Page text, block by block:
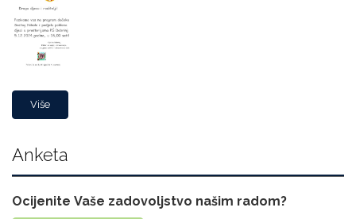
Više
Anketa
Ocijenite Vaše zadovoljstvo našim radom?